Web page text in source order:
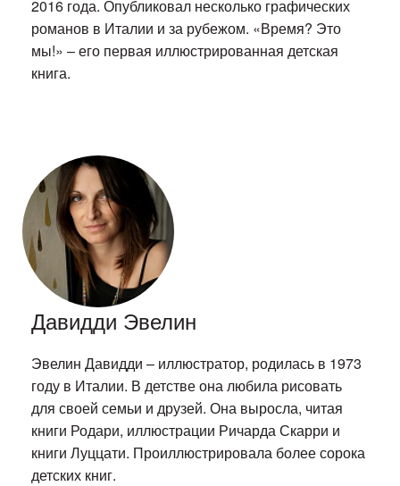
2016 года. Опубликовал несколько графических
романов в Италии и за рубежом. «Время? Это
мы!» – его первая иллюстрированная детская
книга.
Давидди Эвелин
Эвелин Давидди – иллюстратор, родилась в 1973
году в Италии. В детстве она любила рисовать
для своей семьи и друзей. Она выросла, читая
книги Родари, иллюстрации Ричарда Скарри и
книги Луццати. Проиллюстрировала более сорока
детских книг.